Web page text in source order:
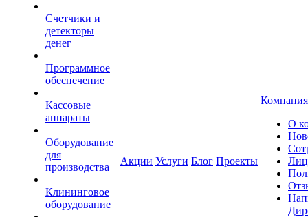
Счетчики и
детекторы
денег
Программное
обеспечение
Кассовые
аппараты
Оборудование
для
производства
Клининговое
оборудование
Акции Услуги Блог Проекты
Компания
О